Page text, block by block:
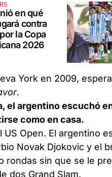
en qué
contra
la Copa
2026
York en 2009,
.
el argentino escuchó
como en casa.
US Open. El argentino
Novak Djokovic y el
rondas sin que se le
dos Grand Slam.